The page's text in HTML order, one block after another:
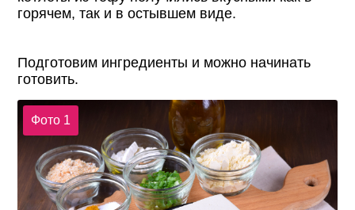
горячем, так и в остывшем виде.
Подготовим ингредиенты и можно начинать
готовить.
Фото 1